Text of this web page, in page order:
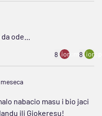
ode...
8 ion:minus
8
nabacio masu i bio jaci
ili Gjokeresu!